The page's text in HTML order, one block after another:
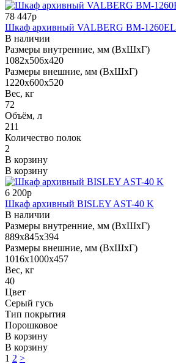
78 447р
Шкаф архивный VALBERG BM-1260EL
В наличии
Размеры внутренние, мм (ВхШхГ)
1082x506x420
Размеры внешние, мм (ВхШхГ)
1220x600x520
Вес, кг
72
Объём, л
211
Количество полок
2
В корзину
В корзину
6 200р
Шкаф архивный BISLEY AST-40 K
В наличии
Размеры внутренние, мм (ВхШхГ)
889x845x394
Размеры внешние, мм (ВхШхГ)
1016x1000x457
Вес, кг
40
Цвет
Серый гусь
Тип покрытия
Порошковое
В корзину
В корзину
1 2 >